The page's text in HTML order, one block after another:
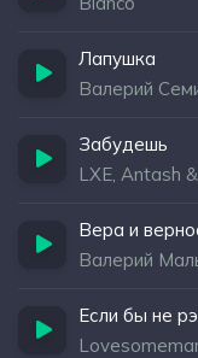
Лапушка
Валерий
Забудешь
LXE, Antash
Вера и
Валерий
Если бы не